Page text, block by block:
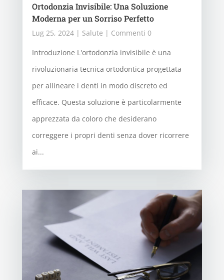
Ortodonzia Invisibile: Una Soluzione
Moderna per un Sorriso Perfetto
Lug 25, 2024| Salute | Commenti 0
Introduzione L'ortodonzia invisibile è una
rivoluzionaria tecnica ortodontica progettata
per allineare i denti in modo discreto ed
efficace. Questa soluzione è particolarmente
apprezzata da coloro che desiderano
correggere i propri denti senza dover ricorrere
ai...